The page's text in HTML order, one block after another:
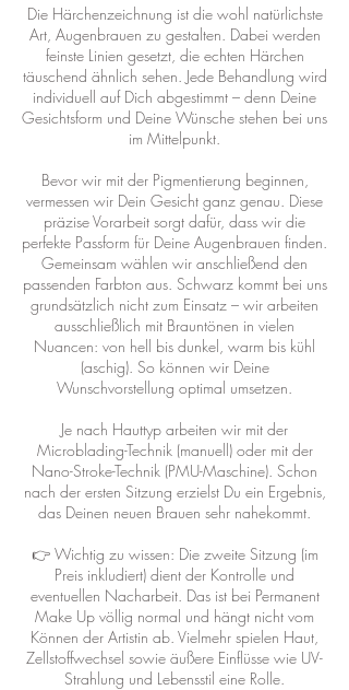
Die Härchenzeichnung ist die wohl natürlichste
Art, Augenbrauen zu gestalten. Dabei werden
feinste Linien gesetzt, die echten Härchen
täuschend ähnlich sehen. Jede Behandlung wird
individuell auf Dich abgestimmt – denn Deine
Gesichtsform und Deine Wünsche stehen bei uns
im Mittelpunkt.
Bevor wir mit der Pigmentierung beginnen,
vermessen wir Dein Gesicht ganz genau. Diese
präzise Vorarbeit sorgt dafür, dass wir die
perfekte Passform für Deine Augenbrauen finden.
Gemeinsam wählen wir anschließend den
passenden Farbton aus. Schwarz kommt bei uns
grundsätzlich nicht zum Einsatz – wir arbeiten
ausschließlich mit Brauntönen in vielen
Nuancen: von hell bis dunkel, warm bis kühl
(aschig). So können wir Deine
Wunschvorstellung optimal umsetzen.
Je nach Hauttyp arbeiten wir mit der
Microblading-Technik (manuell) oder mit der
Nano-Stroke-Technik (PMU-Maschine). Schon
nach der ersten Sitzung erzielst Du ein Ergebnis,
das Deinen neuen Brauen sehr nahekommt.
👉 Wichtig zu wissen: Die zweite Sitzung (im
Preis inkludiert) dient der Kontrolle und
eventuellen Nacharbeit. Das ist bei Permanent
Make Up völlig normal und hängt nicht vom
Können der Artistin ab. Vielmehr spielen Haut,
Zellstoffwechsel sowie äußere Einflüsse wie UV-
Strahlung und Lebensstil eine Rolle.